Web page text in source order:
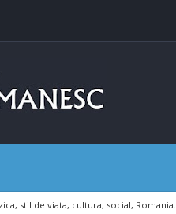
stil de viata, cultura, social, Romania.